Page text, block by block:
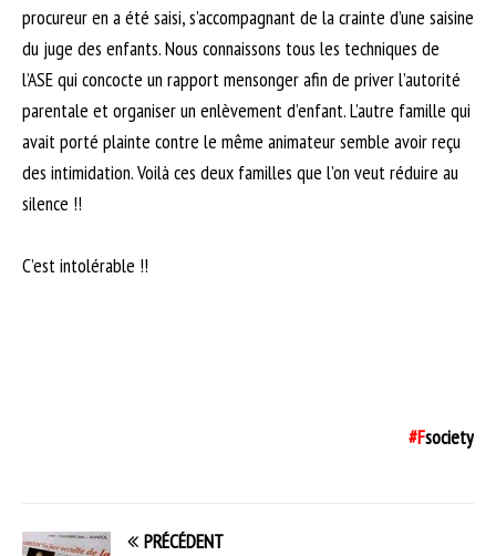
procureur en a été saisi, s’accompagnant de la crainte d’une saisine
du juge des enfants. Nous connaissons tous les techniques de
l’ASE qui concocte un rapport mensonger afin de priver l’autorité
parentale et organiser un enlèvement d’enfant. L’autre famille qui
avait porté plainte contre le même animateur semble avoir reçu
des intimidation. Voilà ces deux familles que l’on veut réduire au
silence !!
C’est intolérable !!
#Fsociety
PRÉCÉDENT